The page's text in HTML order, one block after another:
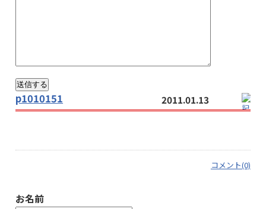
p1010151 2011.01.13
コメント(0)
お名前